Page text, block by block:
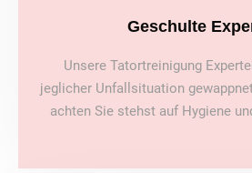
Geschulte
Unsere Tatortreinigung
jeglicher Unfallsituation
achten Sie stehst auf Hygiene